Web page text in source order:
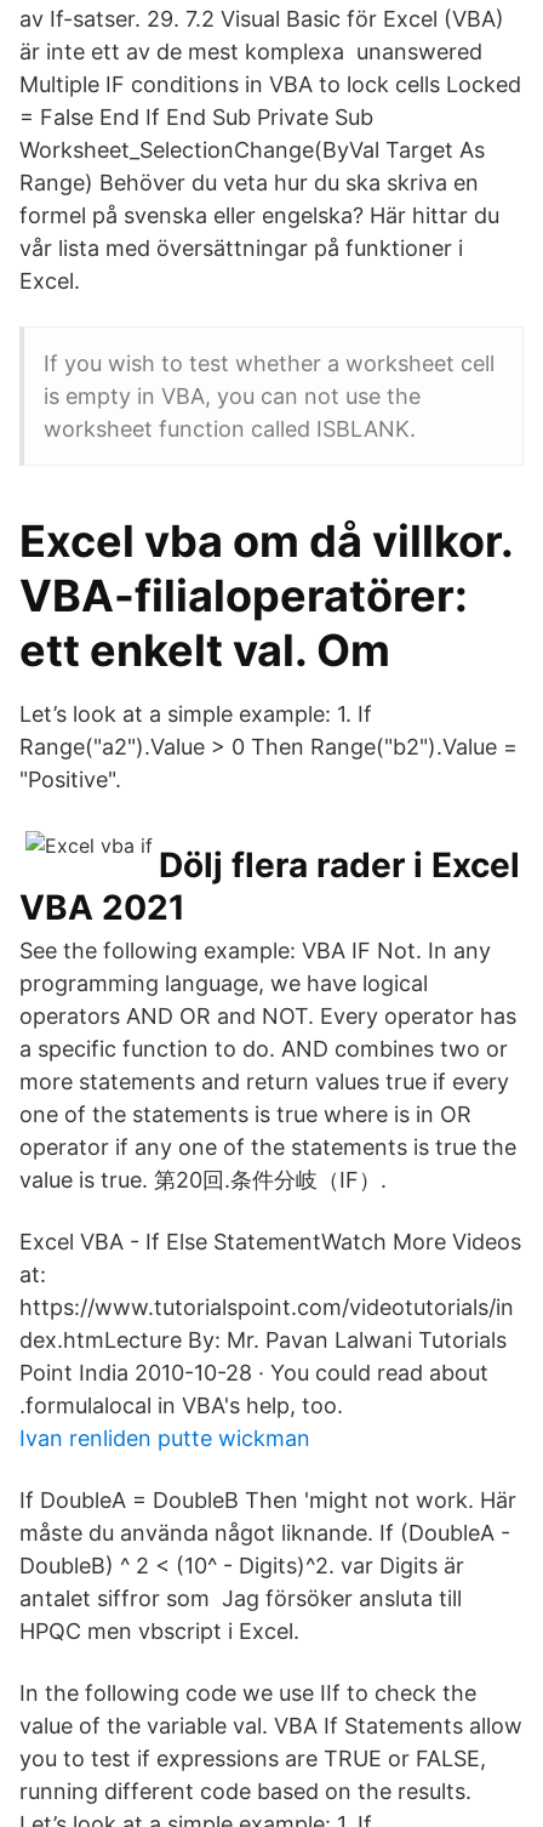
av If-satser. 29. 7.2 Visual Basic för Excel (VBA)
är inte ett av de mest komplexa unanswered
Multiple IF conditions in VBA to lock cells Locked
= False End If End Sub Private Sub
Worksheet_SelectionChange(ByVal Target As
Range) Behöver du veta hur du ska skriva en
formel på svenska eller engelska? Här hittar du
vår lista med översättningar på funktioner i
Excel.
If you wish to test whether a worksheet cell
is empty in VBA, you can not use the
worksheet function called ISBLANK.
Excel vba om då villkor.
VBA-filialoperatörer:
ett enkelt val. Om
Let’s look at a simple example: 1. If
Range("a2").Value > 0 Then Range("b2").Value =
"Positive".
Dölj flera rader i Excel
VBA 2021
See the following example: VBA IF Not. In any
programming language, we have logical
operators AND OR and NOT. Every operator has
a specific function to do. AND combines two or
more statements and return values true if every
one of the statements is true where is in OR
operator if any one of the statements is true the
value is true. 第20回.条件分岐（IF）.
Excel VBA - If Else StatementWatch More Videos
at:
https://www.tutorialspoint.com/videotutorials/in
dex.htmLecture By: Mr. Pavan Lalwani Tutorials
Point India 2010-10-28 · You could read about
.formulalocal in VBA's help, too.
Ivan renliden putte wickman
If DoubleA = DoubleB Then 'might not work. Här
måste du använda något liknande. If (DoubleA -
DoubleB) ^ 2 < (10^ - Digits)^2. var Digits är
antalet siffror som Jag försöker ansluta till
HPQC men vbscript i Excel.
In the following code we use IIf to check the
value of the variable val. VBA If Statements allow
you to test if expressions are TRUE or FALSE,
running different code based on the results.